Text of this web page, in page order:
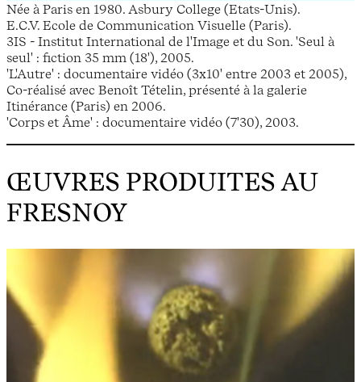
Née à Paris en 1980. Asbury College (Etats-Unis).
E.C.V. Ecole de Communication Visuelle (Paris).
3IS - Institut International de l'Image et du Son. 'Seul à
seul' : fiction 35 mm (18'), 2005.
'L'Autre' : documentaire vidéo (3x10' entre 2003 et 2005),
Co-réalisé avec Benoît Tételin, présenté à la galerie
Itinérance (Paris) en 2006.
'Corps et Âme' : documentaire vidéo (7'30), 2003.
ŒUVRES PRODUITES AU
FRESNOY